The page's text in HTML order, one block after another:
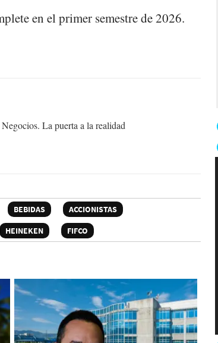
en el primer semestre de 2026.
La puerta a la realidad
BEBIDAS
ACCIONISTAS
HEINEKEN FIFCO